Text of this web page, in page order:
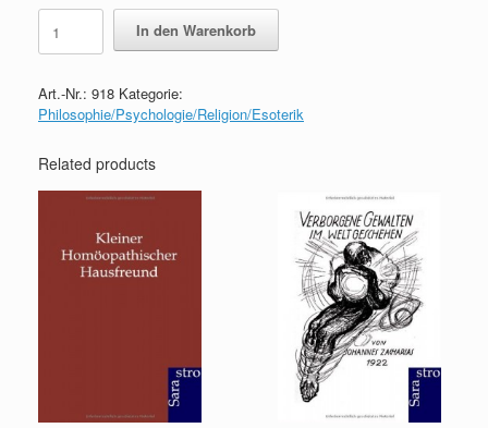
Die
Wunder
des
quantity
In den Warenkorb
Art.-Nr.: 918 Kategorie:
Philosophie/Psychologie/Religion/Esoterik
Related products